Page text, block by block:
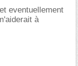
eventuellement
à